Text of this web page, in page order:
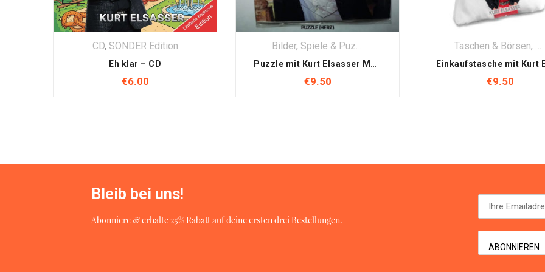
MeinSTAR.at
LAMONT Film- Musikverlag & Werbeagentur
Form - ohne Zustimmung von LAMONT Musik-Filmverlag & Werbeagentur ist untersagt.
Sämtliche Rechte am Inhalt dieser Seiten samt Texten, Graphiken, Bildern, elektronischer Musikdateien, Quellcode, Design
Verwendung der speziell zum Zweck der Verbreitung/Promotion veröffentlichten Inhalte wie Pressetexte, Pressefotos,
CD, SONDER Edition
Eh klar – CD
€6.00
Bilder, Spiele & Puzzle
Puzzle mit Kurt Elsasser Motiv
€9.50
Taschen & Börsen,
€9.50
Bleib bei uns!
Abonniere & erhalte 25% Rabatt auf deine ersten drei Bestellungen.